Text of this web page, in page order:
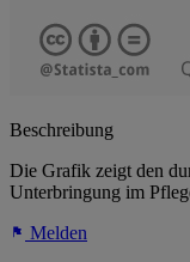
Beschreibung
Die Grafik zeigt den
Unterbringung im
Melden